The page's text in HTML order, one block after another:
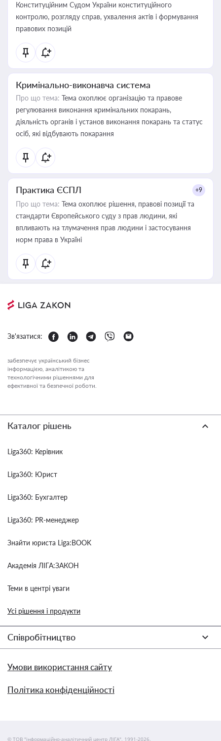
Конституційним Судом України конституційного
контролю, розгляду справ, ухвалення актів і формування
правових позицій
Кримінально-виконавча система
Про що тема: Тема охоплює організацію та правове
регулювання виконання кримінальних покарань,
діяльність органів і установ виконання покарань та статус
осіб, які відбувають покарання
Практика ЄСПЛ +9
Про що тема: Тема охоплює рішення, правові позиції та
стандарти Європейського суду з прав людини, які
впливають на тлумачення прав людини і застосування
норм права в Україні
Зв'язатися:
забезпечує український бізнес
інформацією, аналітикою та
технологічними рішеннями для
ефективної та безпечної роботи.
Каталог рішень
Liga360: Керівник
Liga360: Юрист
Liga360: Бухгалтер
Liga360: PR-менеджер
Знайти юриста Liga:BOOK
Академія ЛІГА:ЗАКОН
Теми в центрі уваги
Усі рішення і продукти
Співробітництво
Умови використання сайту
Політика конфіденційності
© ТОВ "інформаційно-аналітичний центр ЛІГА", 1991-2026.